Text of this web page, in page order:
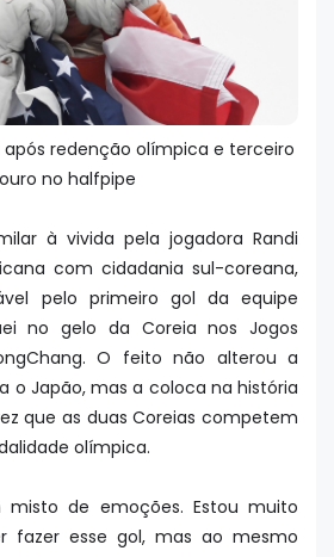
redenção olímpica e terceiro
ouro no halfpipe
à vivida pela jogadora Randi
com cidadania sul-coreana,
pelo primeiro gol da equipe
no gelo da Coreia nos Jogos
O feito não alterou a
o Japão, mas a coloca na história
que as duas Coreias competem
olímpica.
de emoções. Estou muito
fazer esse gol, mas ao mesmo